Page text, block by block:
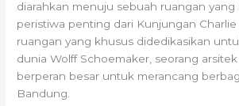
diarahkan menuju sebuah ruangan
peristiwa penting dari Kunjungan Charlie
ruangan yang khusus didedikasikan
dunia Wolff Schoemaker, seorang
berperan besar untuk merancang
Bandung.